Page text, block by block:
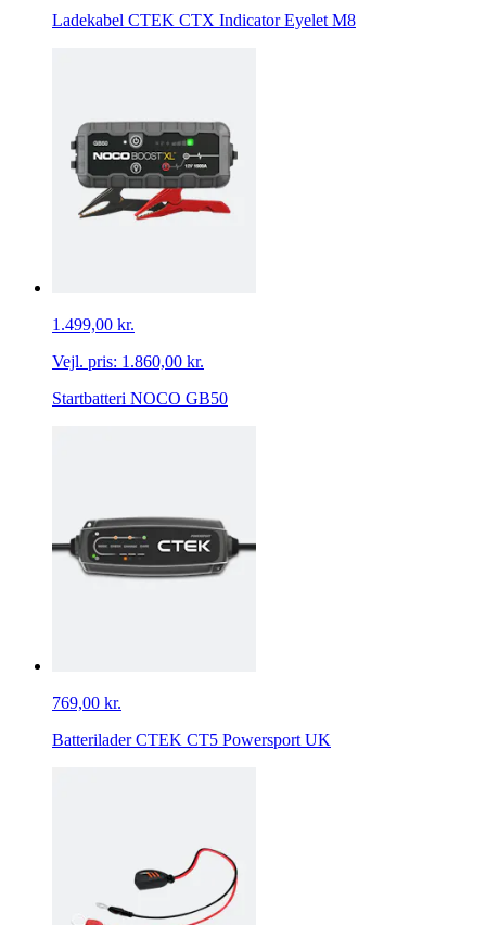
Ladekabel CTEK CTX Indicator Eyelet M8
1.499,00 kr.
Vejl. pris: 1.860,00 kr.
Startbatteri NOCO GB50
769,00 kr.
Batterilader CTEK CT5 Powersport UK